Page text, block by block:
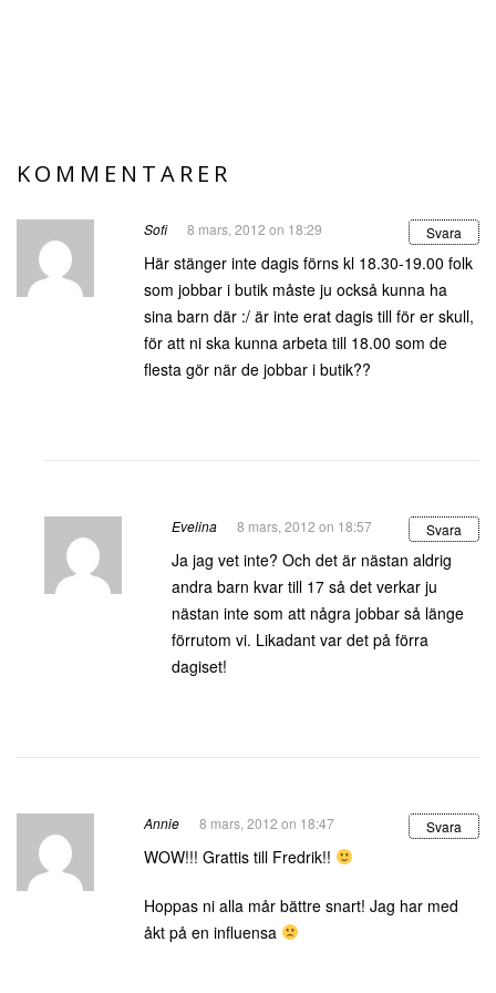
KOMMENTARER
Sofi 8 mars, 2012 on 18:29 Svara
Här stänger inte dagis förns kl 18.30-19.00 folk
som jobbar i butik måste ju också kunna ha
sina barn där :/ är inte erat dagis till för er skull,
för att ni ska kunna arbeta till 18.00 som de
flesta gör när de jobbar i butik??
Evelina 8 mars, 2012 on 18:57 Svara
Ja jag vet inte? Och det är nästan aldrig
andra barn kvar till 17 så det verkar ju
nästan inte som att några jobbar så länge
förrutom vi. Likadant var det på förra
dagiset!
Annie 8 mars, 2012 on 18:47 Svara
WOW!!! Grattis till Fredrik!!
Hoppas ni alla mår bättre snart! Jag har med
åkt på en influensa